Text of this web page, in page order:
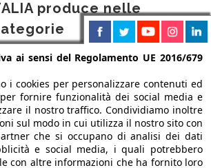
produce nelle
utensili
per utensili elettrici
e perforatori
ai sensi del Regolamento UE 2016/679
i cookies per personalizzare contenuti ed
fornire funzionalità dei social media e
il nostro traffico. Condividiamo inoltre
sul modo in cui utilizza il nostro sito con
che si occupano di analisi dei dati
e social media, i quali potrebbero
con altre informazioni che ha fornito loro